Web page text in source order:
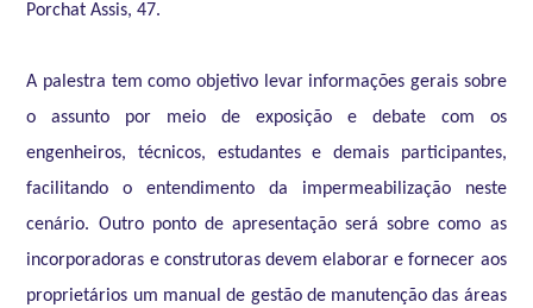
Porchat Assis, 47.
A palestra tem como objetivo levar informações gerais sobre
o assunto por meio de exposição e debate com os
engenheiros, técnicos, estudantes e demais participantes,
facilitando o entendimento da impermeabilização neste
cenário. Outro ponto de apresentação será sobre como as
incorporadoras e construtoras devem elaborar e fornecer aos
proprietários um manual de gestão de manutenção das áreas